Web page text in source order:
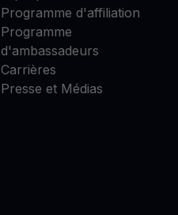
Programme d'affiliation
Programme
d'ambassadeurs
Carrières
Presse et Médias